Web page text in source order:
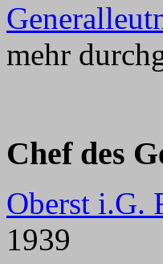
mehr
Chef des
Oberst i.G.
1939